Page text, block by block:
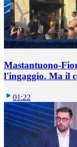
Mastantuono-
l'ingaggio. Ma il
01:22